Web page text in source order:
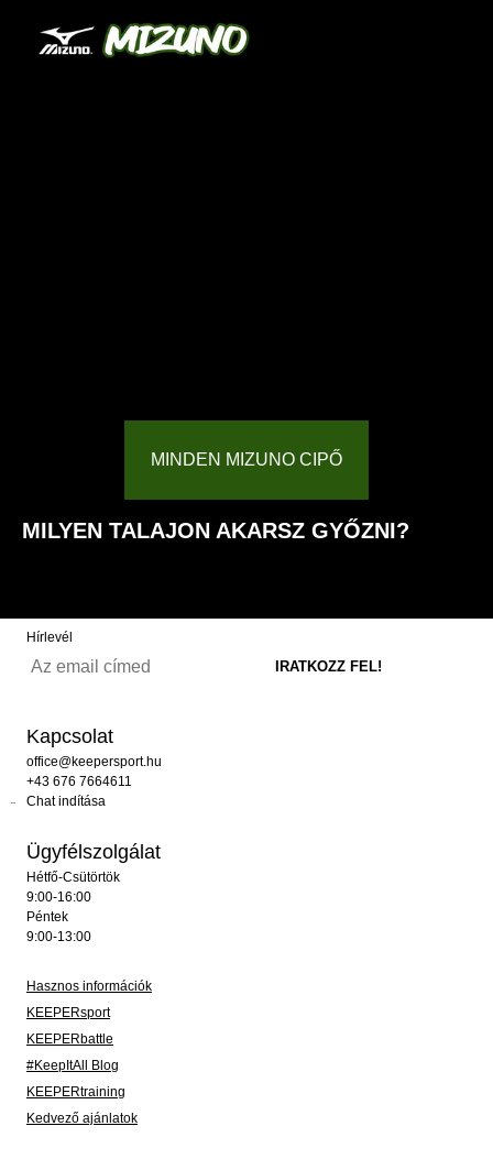
MINDEN MIZUNO CIPŐ
MILYEN TALAJON AKARSZ GYŐZNI?
Hírlevél
Kapcsolat
office@keepersport.hu
+43 676 7664611
Chat indítása
Ügyfélszolgálat
Hétfő-Csütörtök
9:00-16:00
Péntek
9:00-13:00
Hasznos információk
KEEPERsport
KEEPERbattle
#KeepItAll Blog
KEEPERtraining
Kedvező ajánlatok